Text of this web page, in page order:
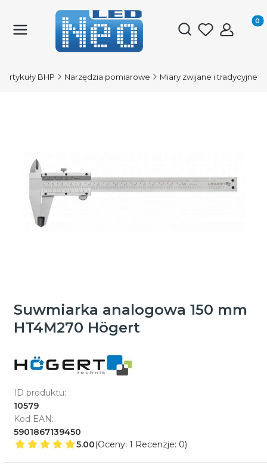
Otwórz
artykuły BHP Narzędzia pomiarowe Miary zwijane i tradycyjne
Suwmiarka analogowa 150 mm
HT4M270 Högert
ID produktu:
10579
Kod EAN:
5901867139450
5.00(Oceny: 1 Recenzje: 0)